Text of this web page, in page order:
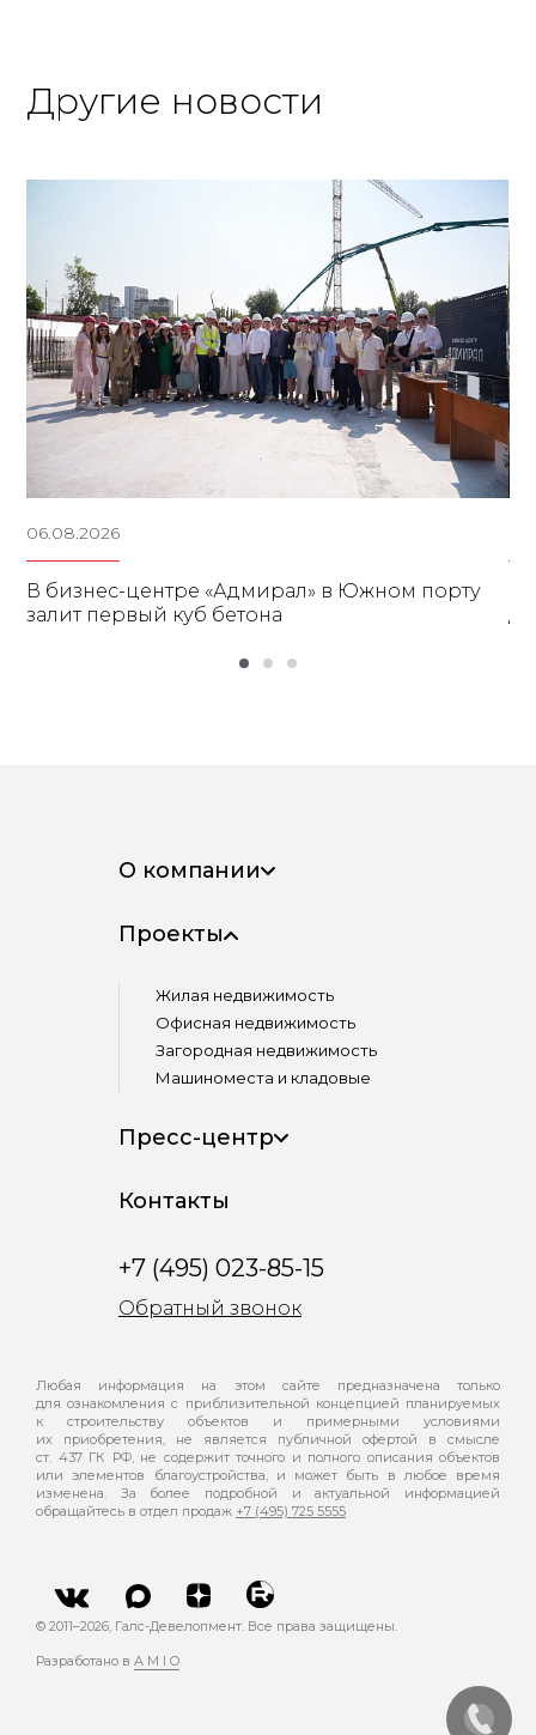
Другие новости
06.08.2026
В бизнес-центре «Адмирал» в Южном порту
залит первый куб бетона
О компании
Проекты
Жилая недвижимость
Офисная недвижимость
Загородная недвижимость
Машиноместа и кладовые
Пресс-центр
Контакты
+7 (495) 023-85-15
Обратный звонок
Любая информация на этом сайте предназначена только
для ознакомления с приблизительной концепцией планируемых
к строительству объектов и примерными условиями
их приобретения, не является публичной офертой в смысле
ст. 437 ГК РФ, не содержит точного и полного описания объектов
или элементов благоустройства, и может быть в любое время
изменена. За более подробной и актуальной информацией
обращайтесь в отдел продаж +7 (495) 725 5555
© 2011–2026, Галс-Девелопмент. Все права защищены.
Разработано в A M I O